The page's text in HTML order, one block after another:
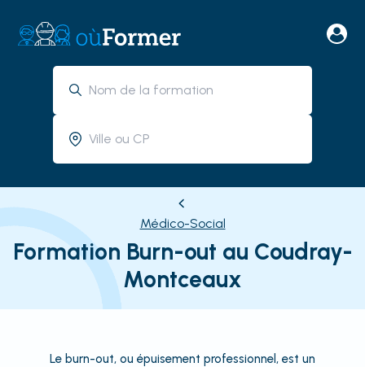
Médico-Social
Formation Burn-out au Coudray-
Montceaux
Le burn-out, ou épuisement professionnel, est un